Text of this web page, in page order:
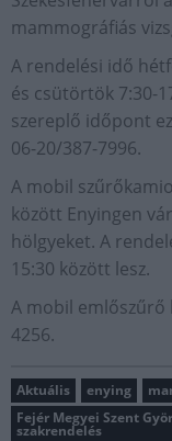
mammográfiás
A rendelési idő
és csütörtök 7:30-
szereplő időpont
06-20/387-7996.
A mobil
között Enyingen
hölgyeket. A
15:30 között lesz.
A mobil emlőszűrő
4256.
Aktuális enying
Fejér Megyei Szent
szakrendelés